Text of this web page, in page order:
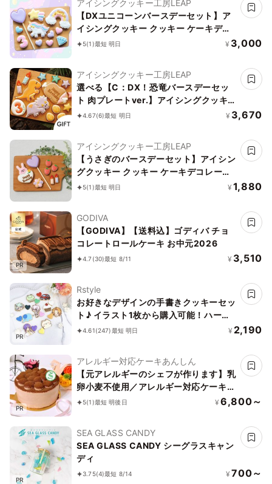
アイシングクッキー工房LEAP
【DXユニコーンバースデーセット】ア
イシングクッキー クッキー ケーキデコ
レーション バースデーケーキ 誕生日 ケ
子
5(1)最短 明日 ¥ 3,000
アイシングクッキー工房LEAP
選べる【C：DX！恐竜バースデーセッ
ト 肉プレートver.】アイシングクッキー
クッキー 恐竜 肉 卵 ケーキデコレーショ
4.67(6)最短 明日 ¥ 3,670
アイシングクッキー工房LEAP
【うさぎのバースデーセット】アイシン
グクッキー クッキー ケーキデコレーシ
ョン バースデーケーキ 誕生日 ケーキト
5(1)最短 明日 ¥ 1,880
PR
GODIVA
【GODIVA】【送料込】ゴディバ チョ
コレートロールケーキ お中元2026
4.7 (30)最短 8/11 ¥ 3,510
PR
Rstyle
お好きなデザインの手書きクッキーセッ
ト♪ イラスト1枚から購入可能！ハート
付き《イラストクッキー｜頂いた画像か
4.61(247)最短 明日 ¥ 2,190
PR
アレルギー対応ケーキあんしん
【元アレルギーのシェフが作ります】乳
卵小麦不使用／アレルギー対応ケーキ／
チョコレートケーキ4号（12cm）ヴィ
5(1)最短 明後日 ¥ 6,800～
PR
SEA GLASS CANDY
SEA GLASS CANDY シーグラスキャン
ディ
3.75(4)最短 8/14 ¥ 700～